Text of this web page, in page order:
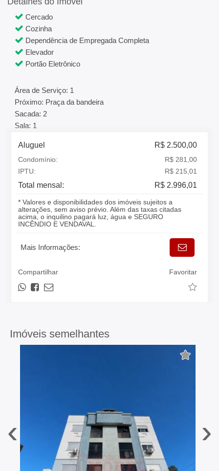
Cercado
Cozinha
Dependência de Empregada Completa
Elevador
Portão Eletrônico
Área de Serviço: 1
Próximo: Praça da bandeira
Sacada: 2
Sala: 1
Aluguel R$ 2.500,00
Condomínio:
R$ 281,00
IPTU:
R$ 215,01
Total mensal: R$ 2.996,01
* Valores e disponibilidades dos imóveis sujeitos a
alterações, sem aviso prévio. Além das taxas citadas
acima, o inquilino pagará luz, água e SEGURO
INCÊNDIO E VENDAVAL.
Mais Informações:
Compartilhar Favoritar
Imóveis semelhantes
‹ ›